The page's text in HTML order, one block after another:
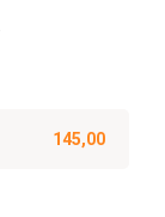
145,00